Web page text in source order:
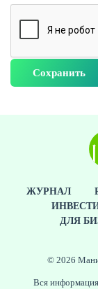
ЖУРНАЛ
ДЛЯ
© 2026
Вся